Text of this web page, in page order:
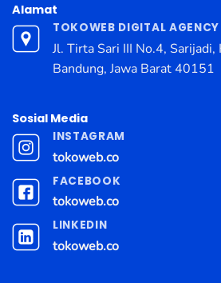
Alamat
TOKOWEB DIGITAL AGENCY
Jl. Tirta Sari III No.4, Sarijadi,
Bandung, Jawa Barat 40151
Sosial Media
INSTAGRAM
tokoweb.co
FACEBOOK
tokoweb.co
LINKEDIN
tokoweb.co